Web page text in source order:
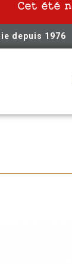
Cet été
depuis 1976